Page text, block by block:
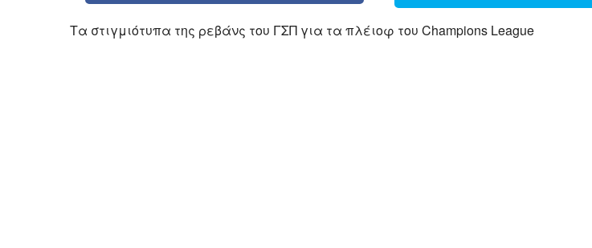
Τα στιγμιότυπα της ρεβάνς του ΓΣΠ για τα πλέιοφ του Champions League